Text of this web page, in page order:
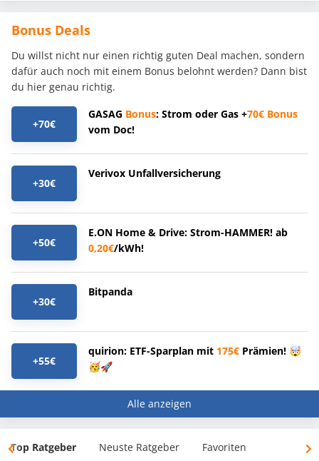
Bonus Deals
Du willst nicht nur einen richtig guten Deal machen, sondern
dafür auch noch mit einem Bonus belohnt werden? Dann bist
du hier genau richtig.
+70€
GASAG Bonus: Strom oder Gas +70€ Bonus
vom Doc!
+30€
Verivox Unfallversicherung
+50€
E.ON Home & Drive: Strom-HAMMER! ab
0,20€/kWh!
+30€
Bitpanda
+55€
quirion: ETF-Sparplan mit 175€ Prämien! 🤯
🥳🚀
Alle anzeigen
Top Ratgeber Neuste Ratgeber Favoriten